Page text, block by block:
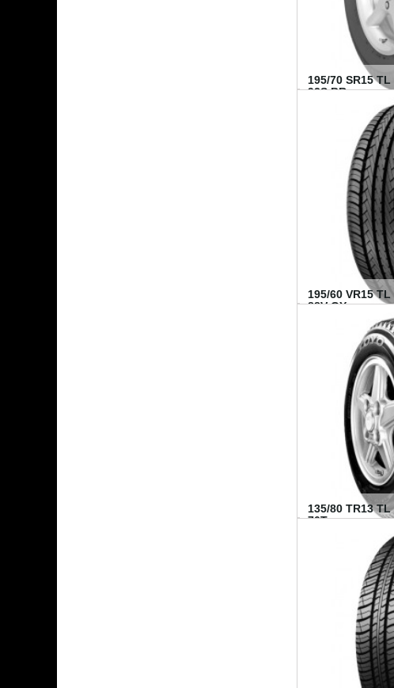
195/70 SR15 TL
92S BR...
195/60 VR15 TL
88V GY...
135/80 TR13 TL
70T...